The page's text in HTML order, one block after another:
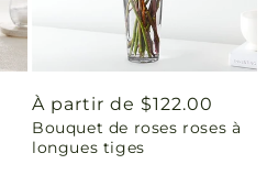
Prix
habituel
À partir de $122.00
Bouquet de roses roses à
longues tiges